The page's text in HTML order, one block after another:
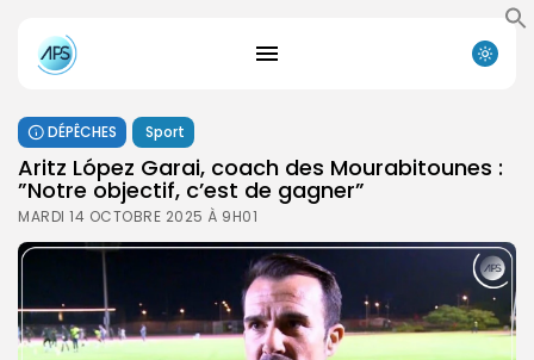
DÉPÊCHES Sport
Aritz López Garai, coach des Mourabitounes :
”Notre objectif, c’est de gagner”
MARDI 14 OCTOBRE 2025 À 9H01